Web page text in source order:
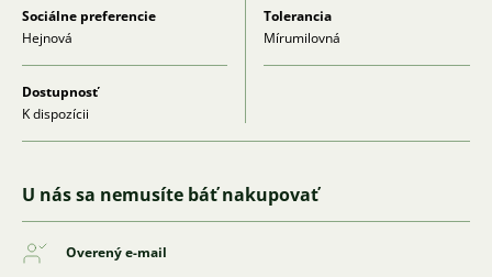
Sociálne preferencie
Hejnová
Tolerancia
Mírumilovná
Dostupnosť
K dispozícii
U nás sa nemusíte báť nakupovať
Overený e-mail